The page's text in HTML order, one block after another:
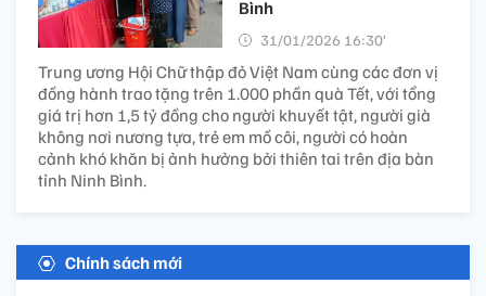
Bình
31/01/2026 16:30’
Trung ương Hội Chữ thập đỏ Việt Nam cùng các đơn vị
đồng hành trao tặng trên 1.000 phần quà Tết, với tổng
giá trị hơn 1,5 tỷ đồng cho người khuyết tật, người già
không nơi nương tựa, trẻ em mồ côi, người có hoàn
cảnh khó khăn bị ảnh hưởng bởi thiên tai trên địa bàn
tỉnh Ninh Bình.
Chính sách mới